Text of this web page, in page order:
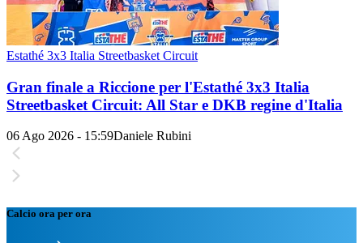
Estathé 3x3 Italia Streetbasket Circuit
Gran finale a Riccione per l'Estathé 3x3 Italia
Streetbasket Circuit: All Star e DKB regine d'Italia
06 Ago 2026 - 15:59Daniele Rubini
Calcio ora per ora